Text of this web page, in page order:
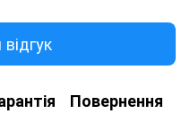
Повернення